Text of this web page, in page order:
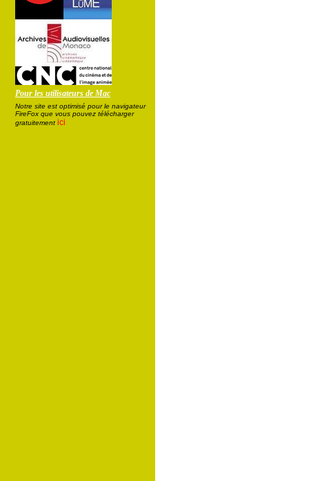
Pour les utilisateurs de Mac
Notre site est optimisé pour le navigateur
FireFox que vous pouvez télécharger
gratuitement ici